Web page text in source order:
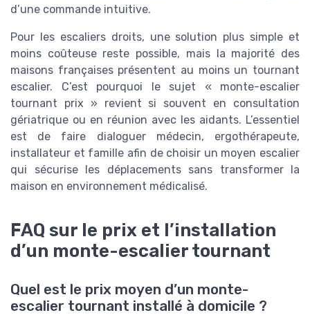
d’une commande intuitive.
Pour les escaliers droits, une solution plus simple et
moins coûteuse reste possible, mais la majorité des
maisons françaises présentent au moins un tournant
escalier. C’est pourquoi le sujet « monte-escalier
tournant prix » revient si souvent en consultation
gériatrique ou en réunion avec les aidants. L’essentiel
est de faire dialoguer médecin, ergothérapeute,
installateur et famille afin de choisir un moyen escalier
qui sécurise les déplacements sans transformer la
maison en environnement médicalisé.
FAQ sur le prix et l’installation
d’un monte-escalier tournant
Quel est le prix moyen d’un monte-
escalier tournant installé à domicile ?